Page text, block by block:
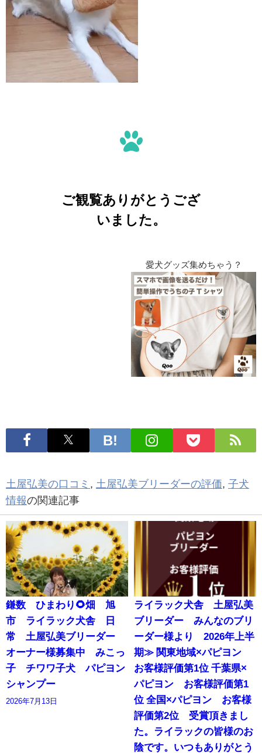
ご観覧ありがとうござ
いました。
愛犬グッズ集めちゃう？
土屋弘美の口コミ , 土屋弘美ブリーダーの評価, 子犬
情報の関連記事
鎌数 ひまわり🌻畑 旭
市 ライラック犬舎 日
常 土屋弘美ブリーダー
オーナー様募集中 みこっ
子 チワワ子犬 パピヨン
シャンプー
2026年7月13日
ライラック犬舎 土屋弘美
ブリーダー みんなのブリ
ーダー様より 2026年上半
期≫ 関東地域×パピヨン
お客様評価第1位 千葉県×
パピヨン お客様評価第1
位 全国×パピヨン お客様
評価第2位 受賞頂きまし
た。ライラックの皆様のお
陰です。いつもありがとう